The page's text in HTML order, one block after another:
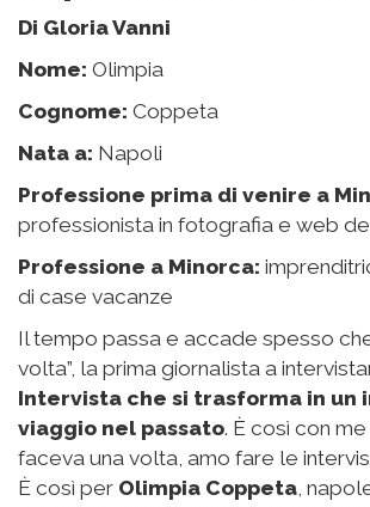
Di Gloria Vanni
Nome: Olimpia
Cognome: Coppeta
Nata a: Napoli
Professione prima di venire a
professionista in fotografia e web
Professione a Minorca:
di case vacanze
Il tempo passa e accade spesso
volta”, la prima giornalista a
Intervista che si trasforma in un
viaggio nel passato. È così con
faceva una volta, amo fare le
È così per Olimpia Coppeta,